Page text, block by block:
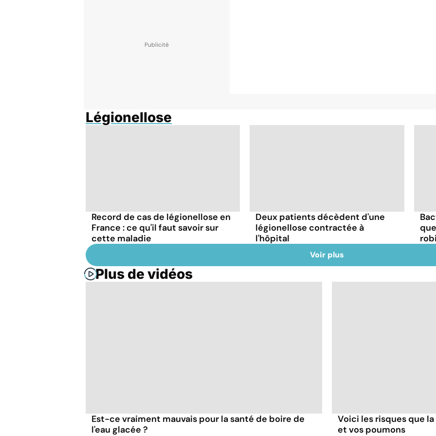
Légionellose
Record de cas de légionellose en
France : ce qu'il faut savoir sur
cette maladie
Deux patients décèdent d'une
légionellose contractée à
l'hôpital
Voir plus
Plus de vidéos
Est-ce vraiment mauvais pour la santé de boire de
l'eau glacée ?
Voici les risques que
et vos poumons